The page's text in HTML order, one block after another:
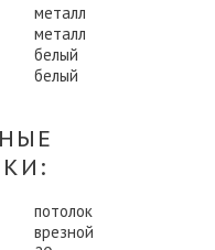
металл
металл
белый
белый
потолок
врезной